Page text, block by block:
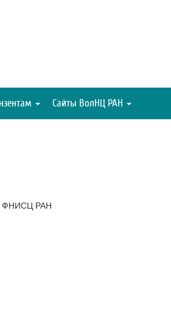
Сайты ВолНЦ РАН
ФНИСЦ РАН